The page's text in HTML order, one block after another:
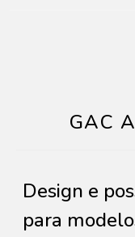
GAC
Design e
para